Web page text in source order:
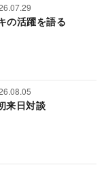
の活躍を語る
来日対談